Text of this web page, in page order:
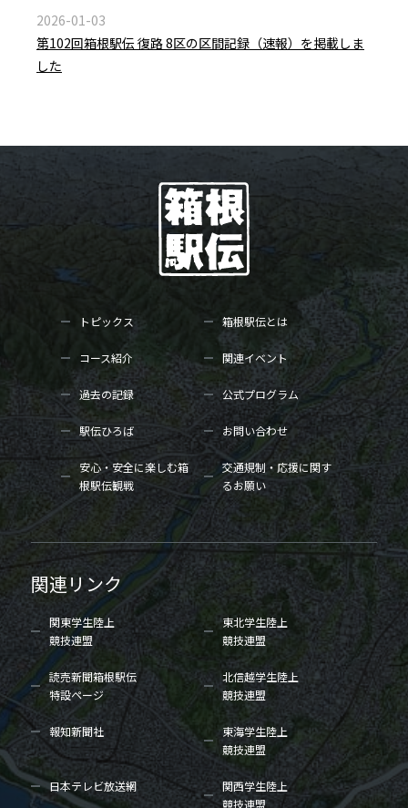
2026-01-03
第102回箱根駅伝 復路 8区の区間記録（速報）を掲載しま
した
トピックス 箱根駅伝とは
コース紹介 関連イベント
過去の記録 公式プログラム
駅伝ひろば お問い合わせ
安心・安全に楽しむ箱
根駅伝観戦
交通規制・応援に関す
るお願い
関連リンク
関東学生陸上
競技連盟
東北学生陸上
競技連盟
読売新聞箱根駅伝
特設ページ
北信越学生陸上
競技連盟
報知新聞社
東海学生陸上
競技連盟
日本テレビ放送網
関西学生陸上
競技連盟